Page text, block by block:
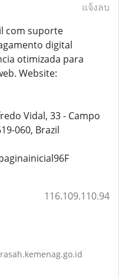
แจ้งลบ
com suporte
digital
otimizada para
Website:
Vidal, 33 - Campo
060, Brazil
116.109.110.94